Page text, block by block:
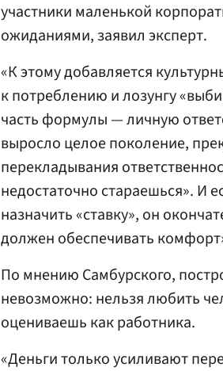
участники маленькой
ожиданиями, заявил эксперт.
«К этому добавляется
к потреблению и лозунгу
часть формулы — личную
выросло целое поколение,
перекладывания
недостаточно стараешься». И
назначить «ставку», он
должен обеспечивать
По мнению Самбурского,
невозможно: нельзя любить
оцениваешь как работника.
«Деньги только усиливают